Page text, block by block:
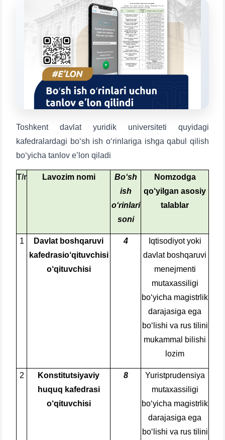
Toshkent davlat yuridik universiteti quyidagi
kafedralardagi bo‘sh ish o‘rinlariga ishga qabul qilish
bo‘yicha tanlov e’lon qiladi
T/r Lavozim nomi
Bo‘sh
ish
o‘rinlari
soni
Nomzodga
qo‘yilgan asosiy
talablar
1
Davlat boshqaruvi
kafedrasio‘qituvchisi
o‘qituvchisi
4
Iqtisodiyot yoki
davlat boshqaruvi
menejmenti
mutaxassiligi
bo‘yicha magistrlik
darajasiga ega
bo‘lishi va rus tilini
mukammal bilishi
lozim
2
Konstitutsiyaviy
huquq kafedrasi
o‘qituvchisi
8
Yuristprudensiya
mutaxassiligi
bo‘yicha magistrlik
darajasiga ega
bo‘lishi va rus tilini
admissions chat.
Leave your admissions-related
inquiries here.
Choose a topic — specific questions
will appear:
1. Documents (bachelor) (5)